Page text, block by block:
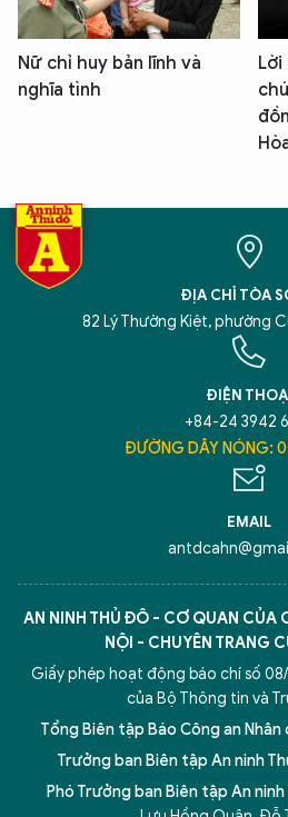
Nữ chỉ huy bản lĩnh và
nghĩa tình
Lời
ĐỊA CHỈ TÒA
82 Lý Thường Kiệt, phường
ĐIỆN
+84-24 3942
ĐƯỜNG DÂY NÓNG:
EMAIL
AN NINH THỦ ĐÔ - CƠ QUAN CỦA
NỘI - CHUYÊN TRANG
Giấy phép hoạt động báo chí số 08/
của Bộ Thông tin và
Tổng Biên tập Báo Công an Nhân
Trưởng ban Biên tập An ninh
Phó Trưởng ban Biên tập An ninh
5 điểm nghẽn của Hà Nội